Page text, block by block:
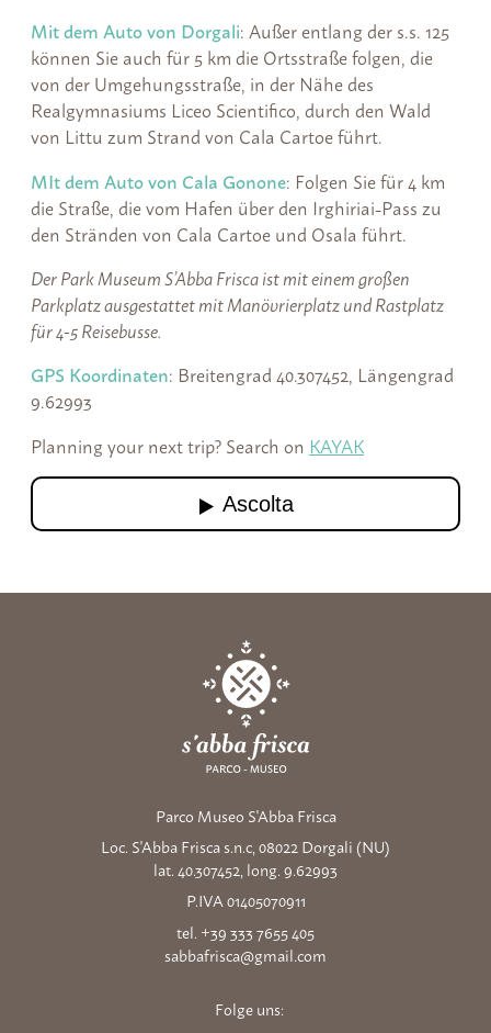
Mit dem Auto von Dorgali: Außer entlang der s.s. 125
können Sie auch für 5 km die Ortsstraße folgen, die
von der Umgehungsstraße, in der Nähe des
Realgymnasiums Liceo Scientifico, durch den Wald
von Littu zum Strand von Cala Cartoe führt.
MIt dem Auto von Cala Gonone: Folgen Sie für 4 km
die Straße, die vom Hafen über den Irghiriai-Pass zu
den Stränden von Cala Cartoe und Osala führt.
Der Park Museum S’Abba Frisca ist mit einem großen
Parkplatz ausgestattet mit Manövrierplatz und Rastplatz
für 4-5 Reisebusse.
GPS Koordinaten: Breitengrad 40.307452, Längengrad
9.62993
Planning your next trip? Search on KAYAK
Parco Museo S'Abba Frisca
Loc. S'Abba Frisca s.n.c, 08022 Dorgali (NU)
lat. 40.307452, long. 9.62993
P.IVA 01405070911
tel. +39 333 7655 405
sabbafrisca@gmail.com
Folge uns: